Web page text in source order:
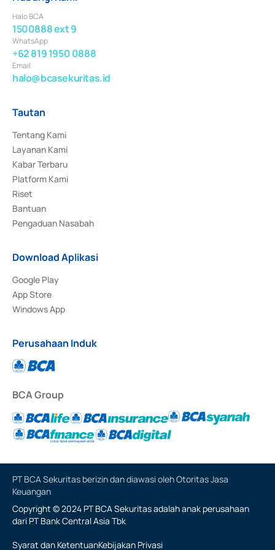
Halo BCA
1500888 ext 9
WhatsApp
+62 819 1950 0888
Email
halo@bcasekuritas.id
Tautan
Tentang Kami
Layanan Kami
Kabar Terbaru
Platform Kami
Riset
Bantuan
Pengaduan Nasabah
Download Aplikasi
Google Play
App Store
Windows App
Perusahaan Induk
BCA Group
PT BCA Sekuritas berizin dan diawasi oleh Otoritas Jasa
Keuangan
Copyright © 2024 PT BCA Sekuritas adalah anak perusahaan
dari PT Bank Central Asia Tbk
Syarat dan KetentuanKebijakan Privasi